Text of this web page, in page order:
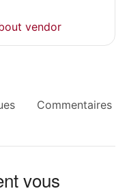
vendor
Commentaires
vous